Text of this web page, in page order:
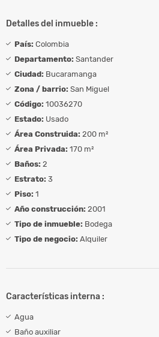
Detalles del inmueble :
País: Colombia
Departamento: Santander
Ciudad: Bucaramanga
Zona / barrio: San Miguel
Código: 10036270
Estado: Usado
Área Construida: 200 m²
Área Privada: 170 m²
Baños: 2
Estrato: 3
Piso: 1
Año construcción: 2001
Tipo de inmueble: Bodega
Tipo de negocio: Alquiler
Características interna :
Agua
Baño auxiliar